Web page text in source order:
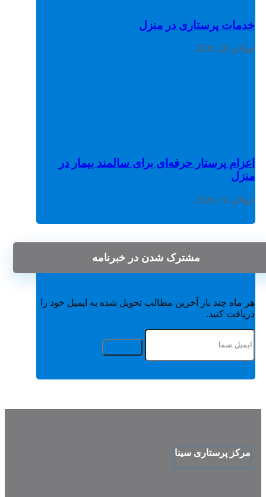
خدمات پرستاری در منزل
جولای 28, 2026
اعزام پرستار حرفه‌ای برای سالمند بیمار در
منزل
جولای 14, 2026
مشترک شدن در خبرنامه
هر ماه چند بار آخرین مطالب تحویل شده به ایمیل خود را
دریافت کنید.
مرکز پرستاری سینا